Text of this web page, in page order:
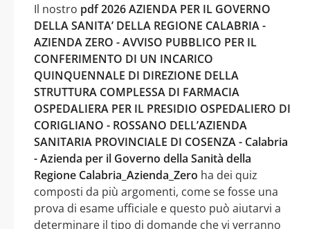
Il nostro pdf 2026 AZIENDA PER IL GOVERNO
DELLA SANITA’ DELLA REGIONE CALABRIA -
AZIENDA ZERO - AVVISO PUBBLICO PER IL
CONFERIMENTO DI UN INCARICO
QUINQUENNALE DI DIREZIONE DELLA
STRUTTURA COMPLESSA DI FARMACIA
OSPEDALIERA PER IL PRESIDIO OSPEDALIERO DI
CORIGLIANO - ROSSANO DELL’AZIENDA
SANITARIA PROVINCIALE DI COSENZA - Calabria
- Azienda per il Governo della Sanità della
Regione Calabria_Azienda_Zero ha dei quiz
composti da più argomenti, come se fosse una
prova di esame ufficiale e questo può aiutarvi a
determinare il tipo di domande che vi verranno